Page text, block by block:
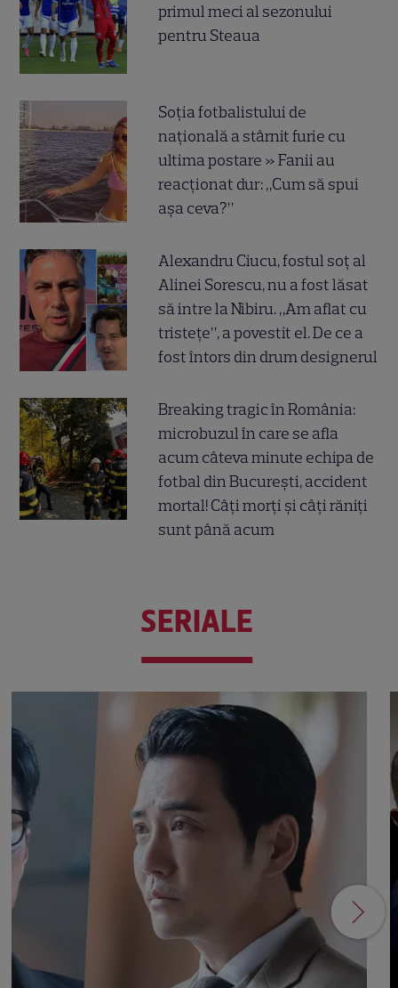
primul meci al sezonului
pentru Steaua
Soția fotbalistului de
națională a stârnit furie cu
ultima postare » Fanii au
reacționat dur: „Cum să spui
așa ceva?”
Alexandru Ciucu, fostul soț al
Alinei Sorescu, nu a fost lăsat
să intre la Nibiru. „Am aflat cu
tristețe”, a povestit el. De ce a
fost întors din drum designerul
Breaking tragic în România:
microbuzul în care se afla
acum câteva minute echipa de
fotbal din București, accident
mortal! Câți morți și câți răniți
sunt până acum
SERIALE